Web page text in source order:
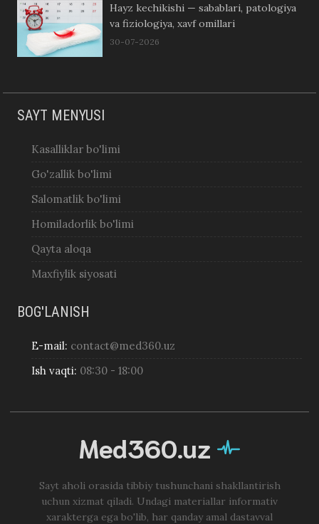
Hayz kechikishi — sabablari, patologiya
va fiziologiya, xavf omillari
30-07-2026
Med360.uz
Sayt aholi orasida tibbiy tushunchani shakllantirish
uchun xizmat qiladi. Undagi materiallar informativ
xarakterga ega bo'lib, har qanday amal dastavval
SAYT MENYUSI
Kasalliklar bo'limi
Go'zallik bo'limi
Salomatlik bo'limi
Homiladorlik bo'limi
Qayta aloqa
Maxfiylik siyosati
BOG'LANISH
E-mail: contact@med360.uz
Ish vaqti: 08:30 - 18:00